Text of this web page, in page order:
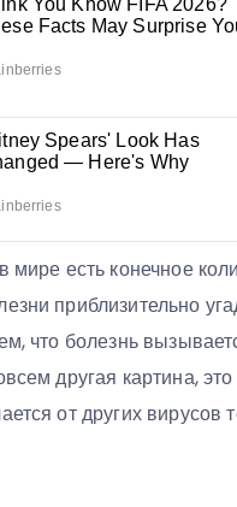
мире есть конечное
приблизительно
что болезнь
другая картина,
от других